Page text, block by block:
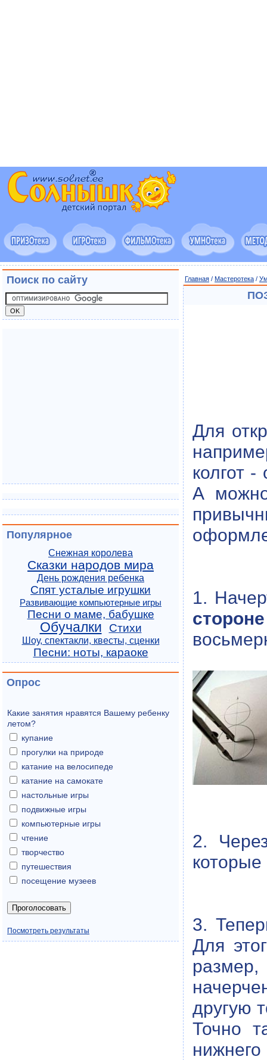
Главная / Мастеротека /
Для
колгот
А
1.
стороне
2.
которые
3.
Для
другую
Точно
нижнего
Поиск по сайту
Популярное
Снежная королева
Сказки народов мира
День рождения ребенка
Спят усталые игрушки
Развивающие компьютерные игры
Песни о маме, бабушке
Обучалки Стихи
Шоу, спектакли, квесты, сценки
Песни: ноты, караоке
Опрос
Какие занятия нравятся Вашему ребенку
летом?
купание
прогулки на природе
катание на велосипеде
катание на самокате
настольные игры
подвижные игры
компьютерные игры
чтение
творчество
путешествия
посещение музеев
Посмотреть результаты